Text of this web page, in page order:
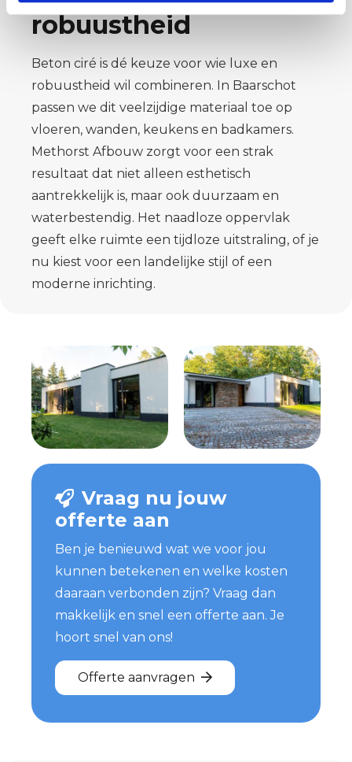
robuustheid
Beton ciré is dé keuze voor wie luxe en
robuustheid wil combineren. In Baarschot
passen we dit veelzijdige materiaal toe op
vloeren, wanden, keukens en badkamers.
Methorst Afbouw zorgt voor een strak
resultaat dat niet alleen esthetisch
aantrekkelijk is, maar ook duurzaam en
waterbestendig. Het naadloze oppervlak
geeft elke ruimte een tijdloze uitstraling, of je
nu kiest voor een landelijke stijl of een
moderne inrichting.
Vraag nu jouw
offerte aan
Ben je benieuwd wat we voor jou
kunnen betekenen en welke kosten
daaraan verbonden zijn? Vraag dan
makkelijk en snel een offerte aan. Je
hoort snel van ons!
Offerte aanvragen